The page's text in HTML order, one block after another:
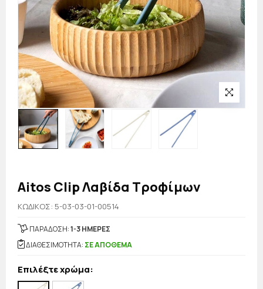
Aitos Clip Λαβίδα Τροφίμων
KΩΔΙΚΟΣ: 5-03-03-01-00514
ΠΑΡΑΔΟΣΗ:1-3 ΗΜΕΡΕΣ
ΔΙΑΘΕΣΙΜΟΤΗΤΑ: ΣΕ ΑΠΟΘΕΜΑ
Επιλέξτε χρώμα: